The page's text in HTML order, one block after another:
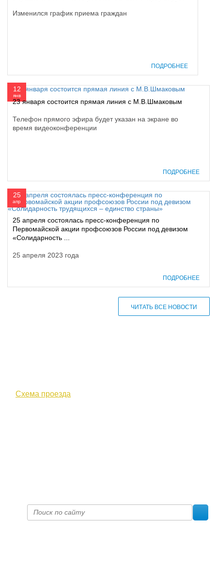
Изменился график приема граждан
ПОДРОБНЕЕ
12
янв
23 января состоится прямая линия с М.В.Шмаковым
Телефон прямого эфира будет указан на экране во
время видеоконференции
ПОДРОБНЕЕ
25
апр
25 апреля состоялась пресс-конференция по
Первомайской акции профсоюзов России под девизом
«Солидарность ...
25 апреля 2023 года
ПОДРОБНЕЕ
ЧИТАТЬ ВСЕ НОВОСТИ
Схема проезда